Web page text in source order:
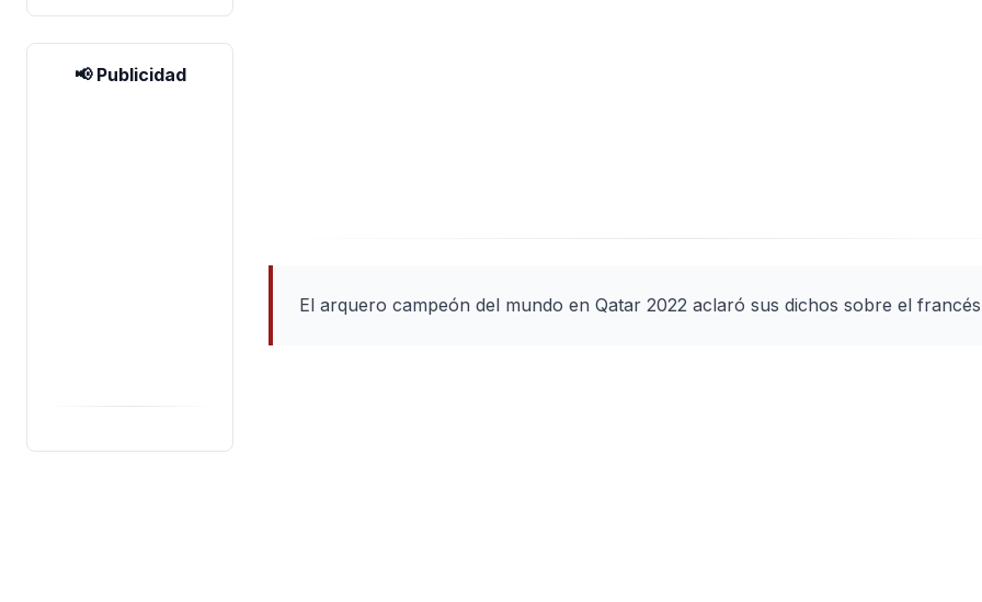
📢 Publicidad
El arquero campeón del mundo en Qatar 2022 aclaró sus dichos sobre el